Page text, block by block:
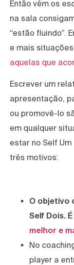
Então vêm os
na sala
“estão fluindo”.
e mais
aquelas que
Escrever um
apresentação,
ou promovê-lo
em qualquer
estar no Self
três motivos:
O objetivo
Self Dois.
melhor e
No
player a